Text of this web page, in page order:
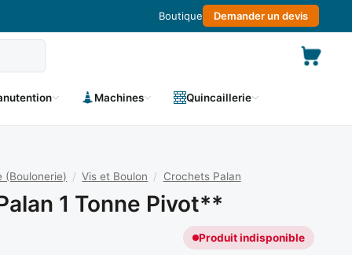
Boutique Demander un devis
Machines Quincaillerie
(Boulonerie) / Vis et Boulon / Crochets Palan
1 Tonne Pivot**
Produit indisponible